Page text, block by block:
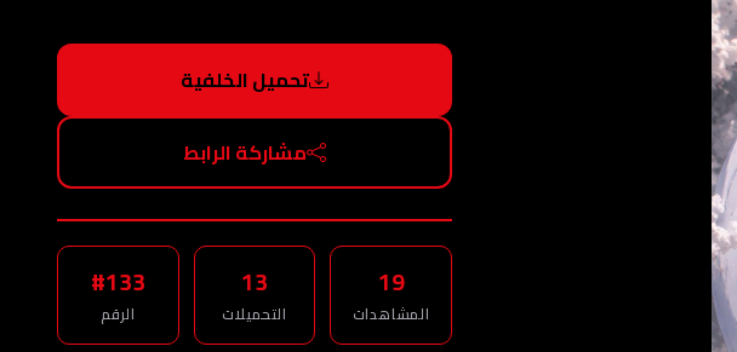
تحميل الخلفية
مشاركة الرابط
19
المشاهدات
13
التحميلات
#133
الرقم